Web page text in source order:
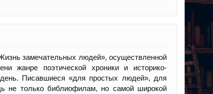
замечательных людей», осуществленной
жанре поэтической хроники и историко-
день. Писавшиеся «для простых людей», для
не только библиофилам, но самой широкой